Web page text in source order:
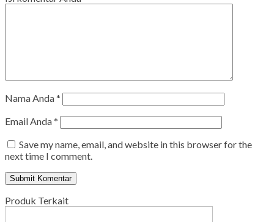
Nama Anda*
Email Anda*
Save my name, email, and website in this browser for the
next time I comment.
Produk Terkait